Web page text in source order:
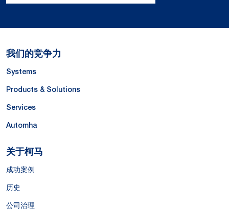
我们的竞争力
Systems
Products & Solutions
Services
Automha
关于柯马
成功案例
历史
公司治理